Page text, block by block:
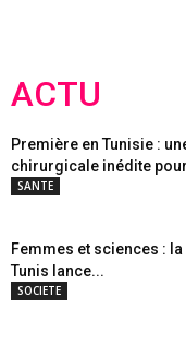
ACTU
Première en Tunisie :
chirurgicale inédite
SANTE
Femmes et sciences :
Tunis lance...
SOCIETE